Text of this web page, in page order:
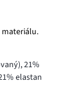
materiálu.
21%
elastan